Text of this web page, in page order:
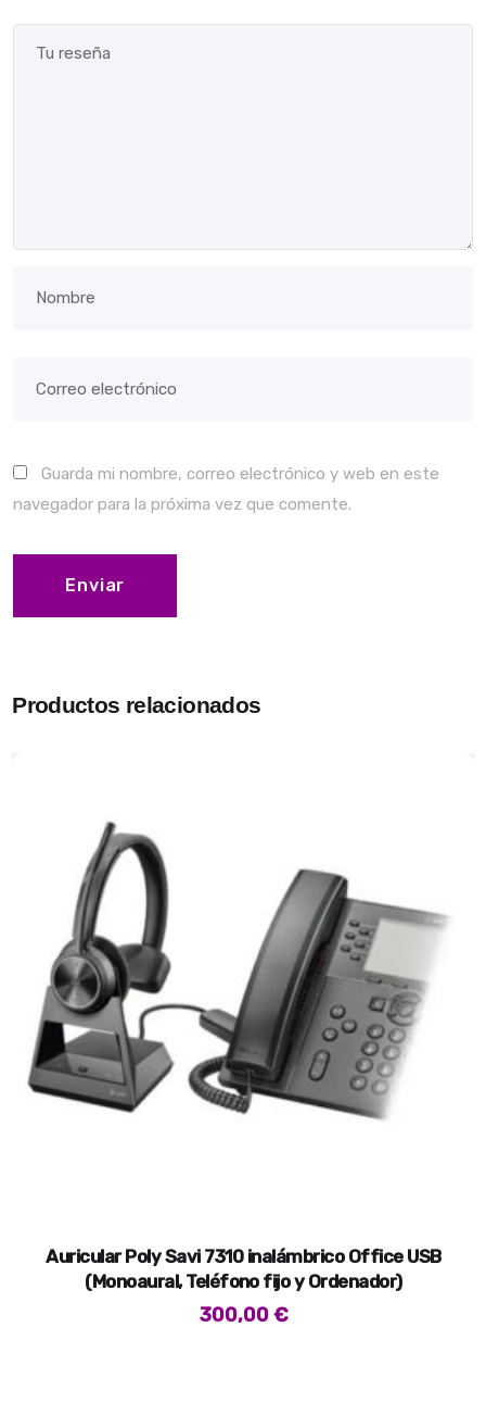
Guarda mi nombre, correo electrónico y web en este
navegador para la próxima vez que comente.
Productos relacionados
Auricular Poly Savi 7310 inalámbrico Office USB
(Monoaural, Teléfono fijo y Ordenador)
300,00€